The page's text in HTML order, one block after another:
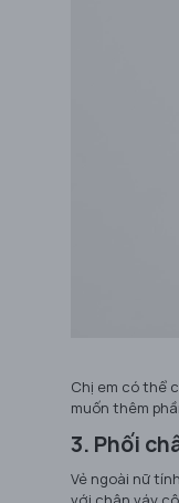
Chị em có thể
muốn thêm
3. Phối
Vẻ ngoài nữ